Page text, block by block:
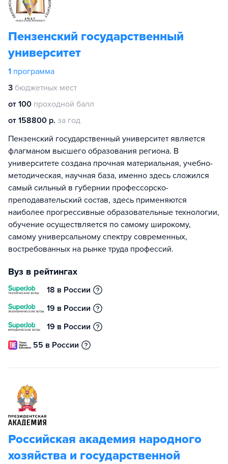
Пензенский государственный
университет
1 программа
3 бюджетных мест
от 100 проходной балл
от 158800 р. за год
Пензенский государственный университет является
флагманом высшего образования региона. В
университете создана прочная материальная, учебно-
методическая, научная база, именно здесь сложился
самый сильный в губернии профессорско-
преподавательский состав, здесь применяются
наиболее прогрессивные образовательные технологии,
обучение осуществляется по самому широкому,
самому универсальному спектру современных,
востребованных на рынке труда профессий.
Вуз в рейтингах
18 в России
19 в России
19 в России
55 в России
Российская академия народного
хозяйства и государственной